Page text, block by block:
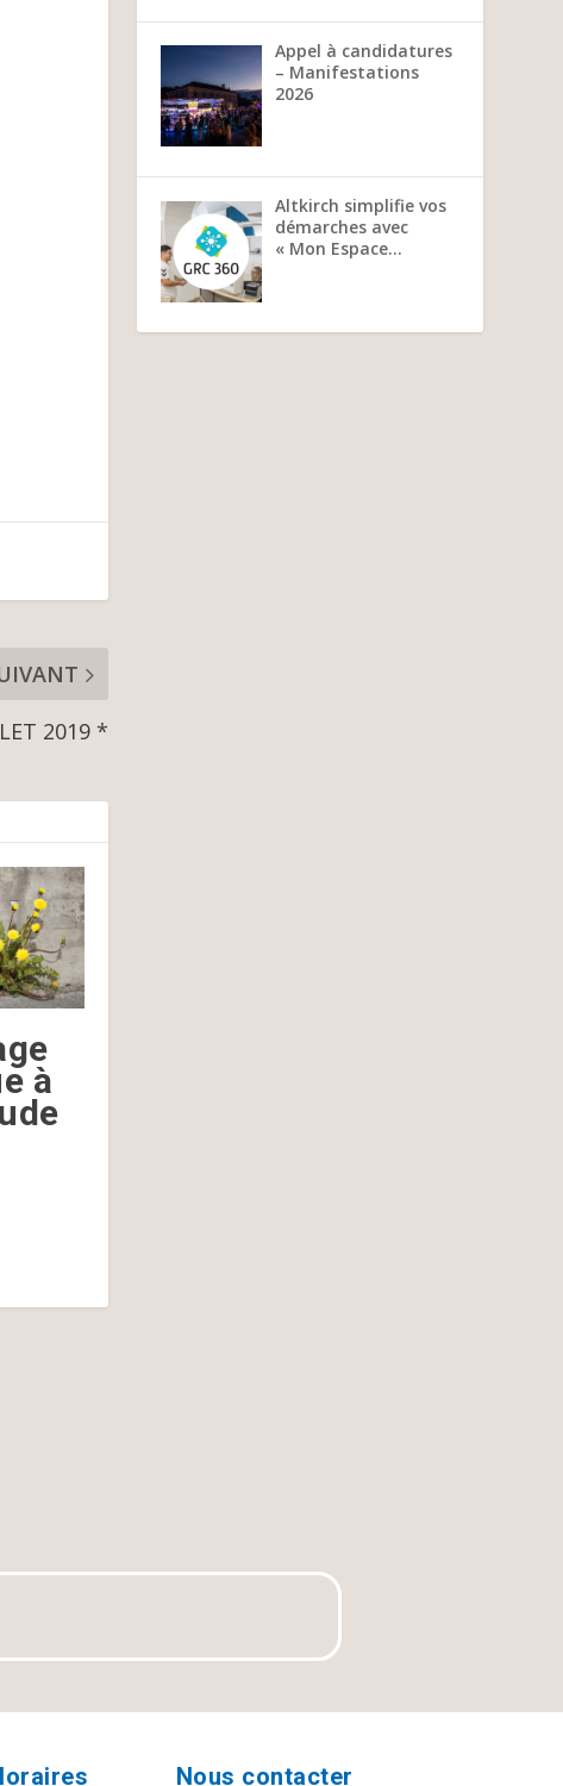
2019 *
à
Appel à candidatures
– Manifestations
2026
Altkirch simplifie vos
démarches avec
« Mon Espace…
Nous contacter